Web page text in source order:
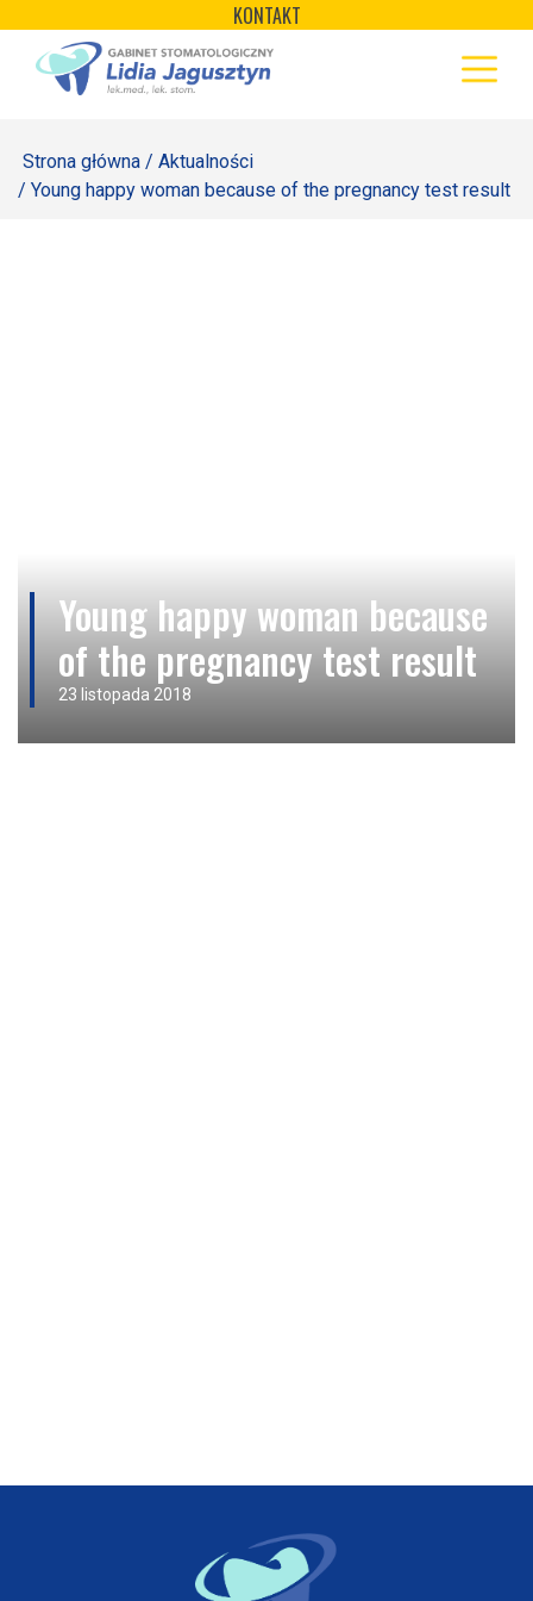
content
KONTAKT ×
STRONA GŁÓWNA
REJESTRACJA
Strona główna / Aktualności
/ Young happy woman because of the pregnancy test result
Young happy woman because
of the pregnancy test result
23 listopada 2018